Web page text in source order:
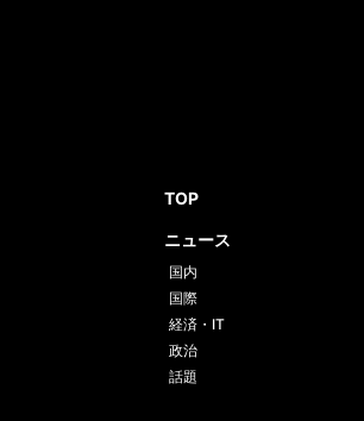
TOP
ニュース
国内
国際
経済・IT
政治
話題